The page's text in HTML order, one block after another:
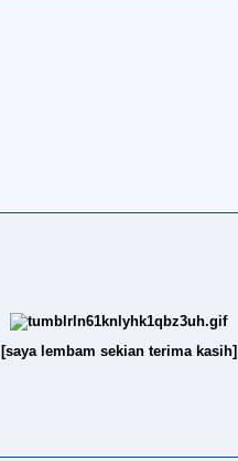
[saya lembam sekian terima kasih]